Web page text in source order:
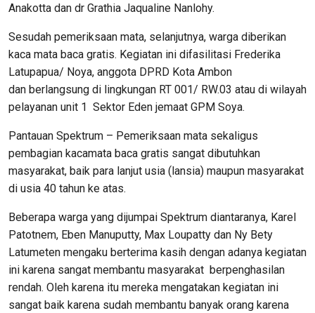
Anakotta dan dr Grathia Jaqualine Nanlohy.
Sesudah pemeriksaan mata, selanjutnya, warga diberikan
kaca mata baca gratis. Kegiatan ini difasilitasi Frederika
Latupapua/ Noya, anggota DPRD Kota Ambon
dan berlangsung di lingkungan RT 001/ RW.03 atau di wilayah
pelayanan unit 1 Sektor Eden jemaat GPM Soya.
Pantauan Spektrum – Pemeriksaan mata sekaligus
pembagian kacamata baca gratis sangat dibutuhkan
masyarakat, baik para lanjut usia (lansia) maupun masyarakat
di usia 40 tahun ke atas.
Beberapa warga yang dijumpai Spektrum diantaranya, Karel
Patotnem, Eben Manuputty, Max Loupatty dan Ny Bety
Latumeten mengaku berterima kasih dengan adanya kegiatan
ini karena sangat membantu masyarakat berpenghasilan
rendah. Oleh karena itu mereka mengatakan kegiatan ini
sangat baik karena sudah membantu banyak orang karena